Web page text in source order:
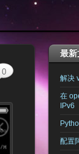
0
最新
解决
在
IPv6
配置